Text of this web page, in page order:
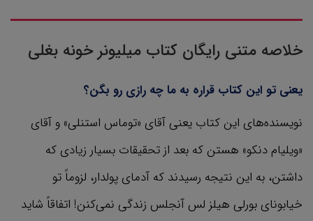
خلاصه متنی رایگان کتاب میلیونر خونه بغلی
یعنی تو این کتاب قراره به ما چه رازی رو بگن؟
نویسند‌ه‌های این کتاب یعنی آقای «توماس استنلی» و آقای
«ویلیام دنکو» هستن که بعد از تحقیقات بسیار زیادی که
داشتن، به این نتیجه رسیدند که آدمای پولدار، لزوماً تو
خیابونای بورلی هیلز لس آنجلس زندگی نمی‌کنن! اتفاقاً شاید